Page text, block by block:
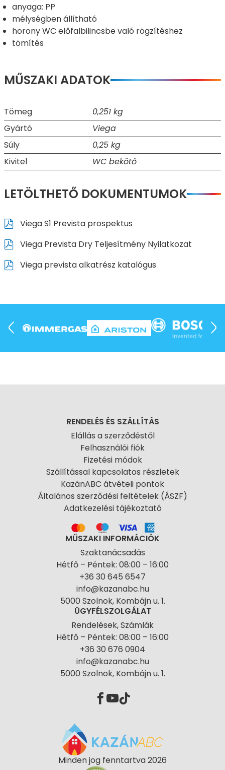
anyaga: PP
mélységben állítható
horony WC előfalbilincsbe való rögzítéshez
tömítés
MŰSZAKI ADATOK
Tömeg
0,251 kg
Gyártó
Viega
Súly
0,25 kg
Kivitel
WC bekötő
LETÖLTHETŐ DOKUMENTUMOK
Viega S1 Prevista prospektus
Viega Prevista Dry Teljesítmény Nyilatkozat
Viega prevista alkatrész katalógus
RENDELÉS ÉS SZÁLLÍTÁS
Elállás a szerződéstől
Felhasználói fiók
Fizetési módok
Szállítással kapcsolatos részletek
KazánABC átvételi pontok
Általános szerződési feltételek (ÁSZF)
Adatkezelési tájékoztató
MŰSZAKI INFORMÁCIÓK
Szaktanácsadás
Hétfő – Péntek: 08:00 – 16:00
+36 30 645 6547
info@kazanabc.hu
5000 Szolnok, Kombájn u. 1.
ÜGYFÉLSZOLGÁLAT
Rendelések, Számlák
Hétfő – Péntek: 08:00 – 16:00
+36 30 676 0904
info@kazanabc.hu
5000 Szolnok, Kombájn u. 1.
Minden jog fenntartva 2026